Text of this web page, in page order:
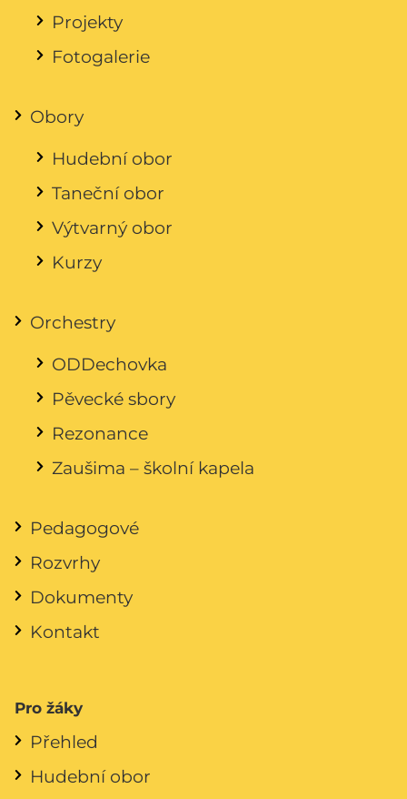
Projekty
Fotogalerie
Obory
Hudební obor
Taneční obor
Výtvarný obor
Kurzy
Orchestry
ODDechovka
Pěvecké sbory
Rezonance
Zaušima – školní kapela
Pedagogové
Rozvrhy
Dokumenty
Kontakt
Pro žáky
Přehled
Hudební obor